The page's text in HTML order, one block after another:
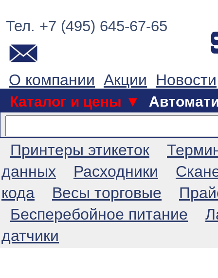
Тел. +7 (495) 645-67-65
О компании Акции Новости
Каталог и цены ▼
Принтеры этикеток
данных
Расходники
кода
Весы торговые
Бесперебойное питание
датчики